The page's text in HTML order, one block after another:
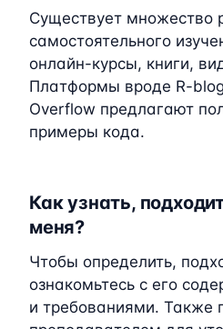
Существует множество
самостоятельного
онлайн-курсы, книги,
Платформы вроде R-
Overflow предлагают
примеры кода.
Как узнать,
меня?
Чтобы определить,
ознакомьтесь с его
и требованиями. Также